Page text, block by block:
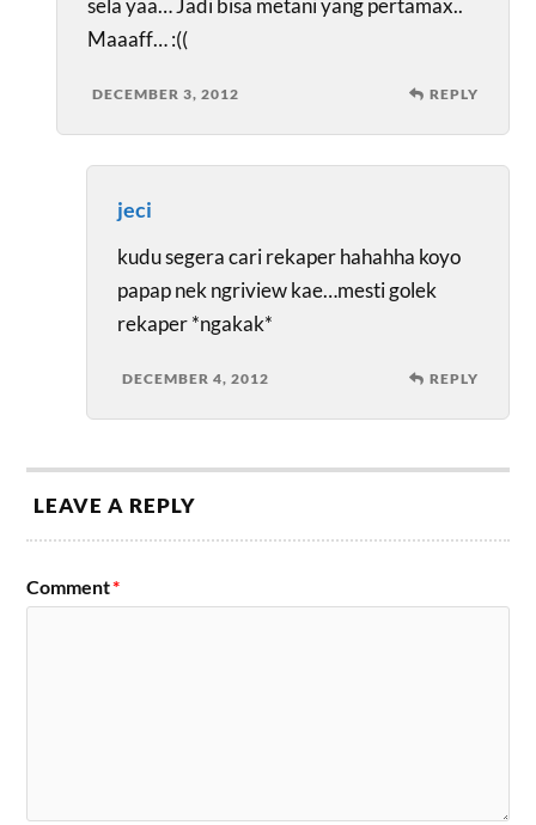
sela yaa… Jadi bisa metani yang pertamax..
Maaaff… :((
DECEMBER 3, 2012 REPLY
jeci
kudu segera cari rekaper hahahha koyo
papap nek ngriview kae…mesti golek
rekaper *ngakak*
DECEMBER 4, 2012 REPLY
LEAVE A REPLY
Comment*